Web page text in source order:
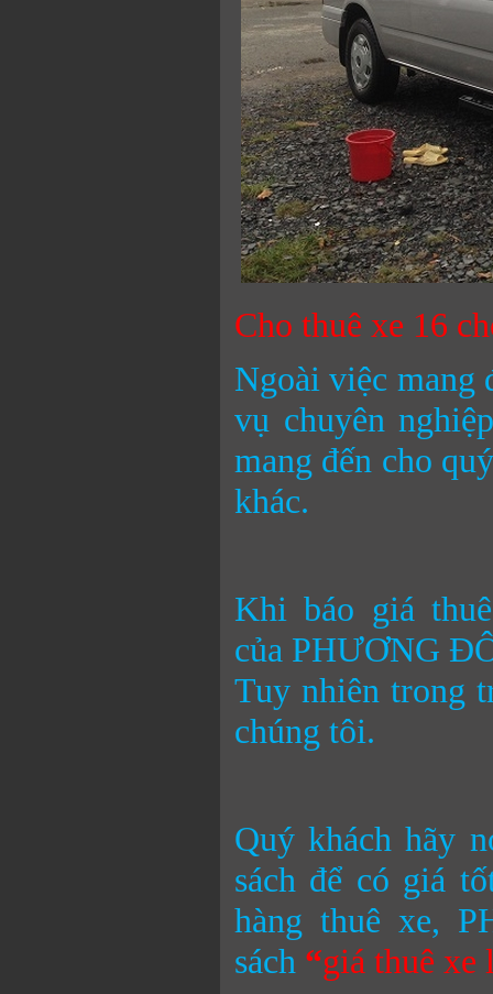
Cho thuê xe 16
Ngoài việc mang
vụ chuyên
mang đến cho
khác.
Khi báo giá
của PHƯƠNG
Tuy nhiên trong
chúng tôi.
Quý khách hãy
sách để có giá
hàng thuê xe,
sách “giá thuê xe